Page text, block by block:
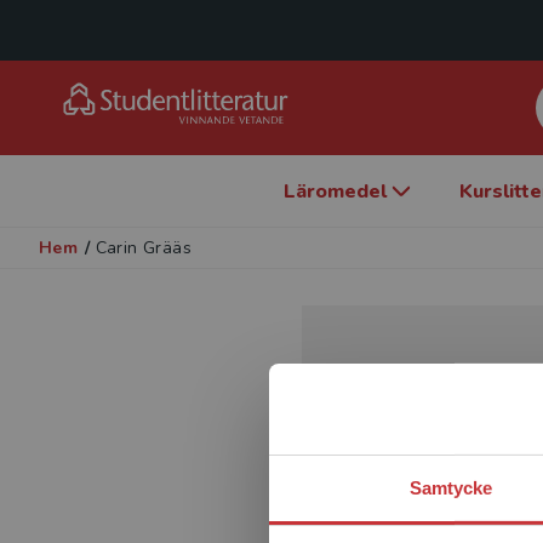
Samtycke
Läromedel
Hem / Carin Grääs